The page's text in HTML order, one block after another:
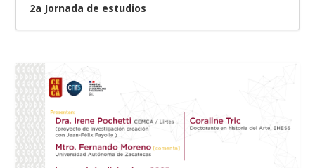
2a Jornada de estudios